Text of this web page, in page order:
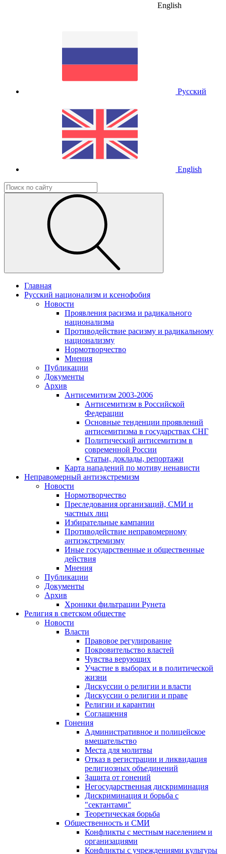
English
Русский
English
Главная
Русский национализм и ксенофобия
Новости
Проявления расизма и радикального
национализма
Противодействие расизму и радикальному
национализму
Нормотворчество
Мнения
Публикации
Документы
Архив
Антисемитизм 2003-2006
Антисемитизм в Российской
Федерации
Основные тенденции проявлений
антисемитизма в государствах СНГ
Политический антисемитизм в
современной России
Статьи, доклады, репортажи
Карта нападений по мотиву ненависти
Неправомерный антиэкстремизм
Новости
Нормотворчество
Преследования организаций, СМИ и
частных лиц
Избирательные кампании
Противодействие неправомерному
антиэкстремизму
Иные государственные и общественные
действия
Мнения
Публикации
Документы
Архив
Хроники фильтрации Рунета
Религия в светском обществе
Новости
Власти
Правовое регулирование
Покровительство властей
Чувства верующих
Участие в выборах и в политической
жизни
Дискуссии о религии и власти
Дискуссии о религии и праве
Религии и карантин
Соглашения
Гонения
Административное и полицейское
вмешательство
Места для молитвы
Отказ в регистрации и ликвидация
религиозных объединений
Защита от гонений
Негосударственная дискриминация
Дискриминация и борьба с
"сектантами"
Теоретическая борьба
Общественность и СМИ
Конфликты с местным населением и
организациями
Конфликты с учреждениями культуры